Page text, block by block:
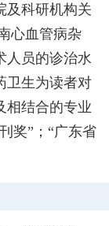
及科研机构关
心血管病杂
人员的诊治水
卫生为读者对
相结合的专业
奖”；“广东省